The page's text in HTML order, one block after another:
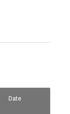
Date